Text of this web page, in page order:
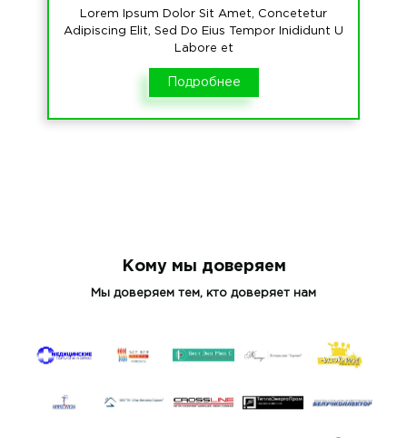
Lorem Ipsum Dolor Sit Amet, Concetetur
Adipiscing Elit, Sed Do Eius Tempor Inididunt U
Labore et
Подробнее
Кому мы доверяем
Мы доверяем тем, кто доверяет нам